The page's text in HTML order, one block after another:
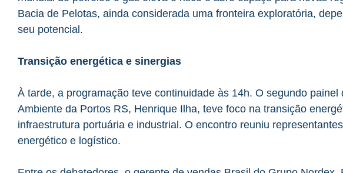
Bacia de Pelotas, ainda considerada uma fronteira exploratória,
seu potencial.
Transição energética e sinergias
À tarde, a programação teve continuidade às 14h. O segundo
Ambiente da Portos RS, Henrique Ilha, teve foco na transição
infraestrutura portuária e industrial. O encontro reuniu
energético e logístico.